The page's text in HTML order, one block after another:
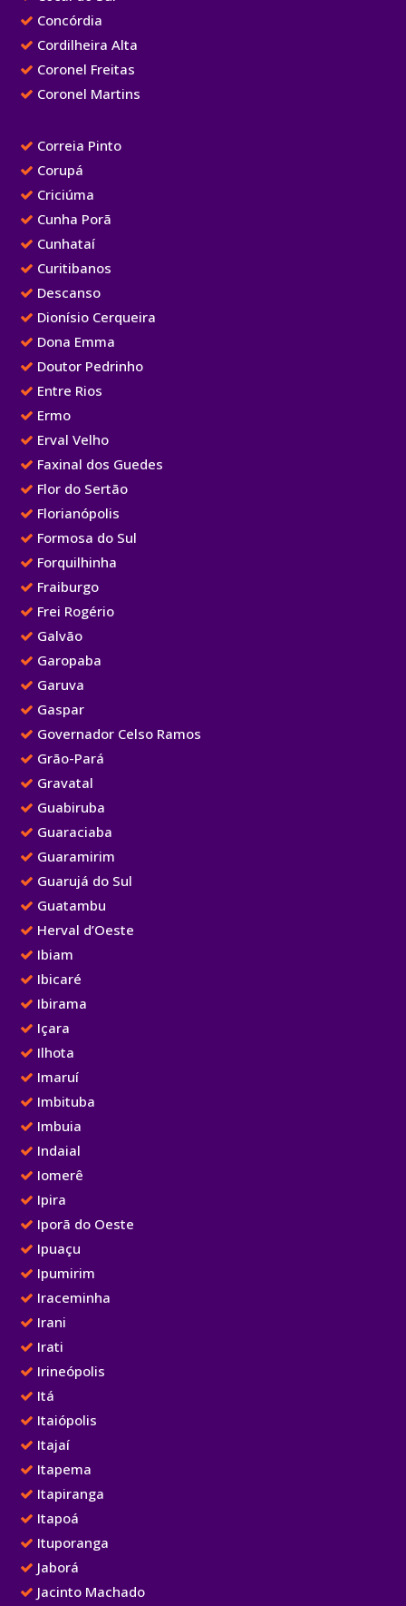
Concórdia
Cordilheira Alta
Coronel Freitas
Coronel Martins
Correia Pinto
Corupá
Criciúma
Cunha Porã
Cunhataí
Curitibanos
Descanso
Dionísio Cerqueira
Dona Emma
Doutor Pedrinho
Entre Rios
Ermo
Erval Velho
Faxinal dos Guedes
Flor do Sertão
Florianópolis
Formosa do Sul
Forquilhinha
Fraiburgo
Frei Rogério
Galvão
Garopaba
Garuva
Gaspar
Governador Celso Ramos
Grão-Pará
Gravatal
Guabiruba
Guaraciaba
Guaramirim
Guarujá do Sul
Guatambu
Herval d’Oeste
Ibiam
Ibicaré
Ibirama
Içara
Ilhota
Imaruí
Imbituba
Imbuia
Indaial
Iomerê
Ipira
Iporã do Oeste
Ipuaçu
Ipumirim
Iraceminha
Irani
Irati
Irineópolis
Itá
Itaiópolis
Itajaí
Itapema
Itapiranga
Itapoá
Ituporanga
Jaborá
Jacinto Machado